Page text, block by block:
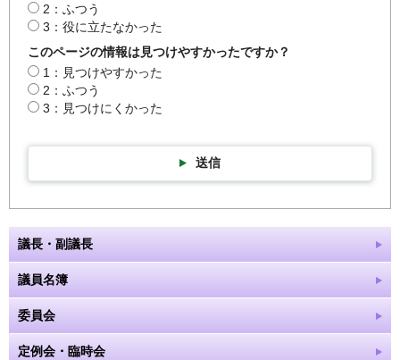
2：ふつう
3：役に立たなかった
このページの情報は見つけやすかったですか？
1：見つけやすかった
2：ふつう
3：見つけにくかった
送信
議長・副議長
議員名簿
委員会
定例会・臨時会